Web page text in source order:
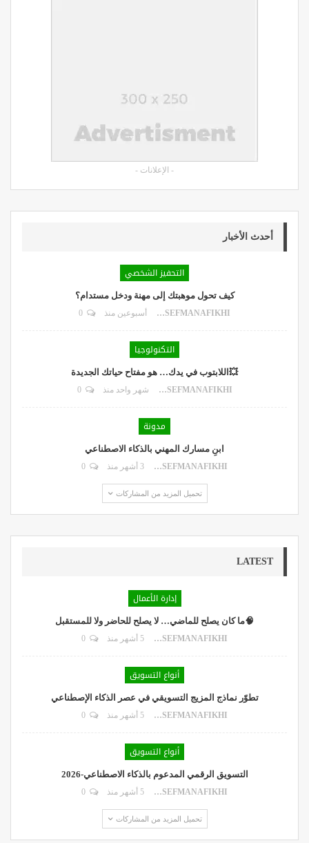
- الإعلانات -
أحدث الأخبار
التحفيز الشخصي
كيف تحول موهبتك إلى مهنة ودخل مستدام؟
DR.YOUSEFMANAFIKHI أسبوعين منذ
التكنولوجيا
💥اللابتوب في يدك… هو مفتاح حياتك الجديدة
DR.YOUSEFMANAFIKHI شهر واحد منذ 0
مدونة
ابنِ مسارك المهني بالذكاء الاصطناعي
DR.YOUSEFMANAFIKHI 3 أشهر منذ
تحميل المزيد من المشاركات
LATEST
إدارة الأعمال
🧠ما كان يصلح للماضي… لا يصلح للحاضر ولا للمستقبل
DR.YOUSEFMANAFIKHI 5 أشهر منذ
أنواع التسويق
تطوّر نماذج المزيج التسويقي في عصر الذكاء الإصطناعي
DR.YOUSEFMANAFIKHI 5 أشهر منذ
أنواع التسويق
التسويق الرقمي المدعوم بالذكاء الاصطناعي-2026
DR.YOUSEFMANAFIKHI 5 أشهر منذ
تحميل المزيد من المشاركات